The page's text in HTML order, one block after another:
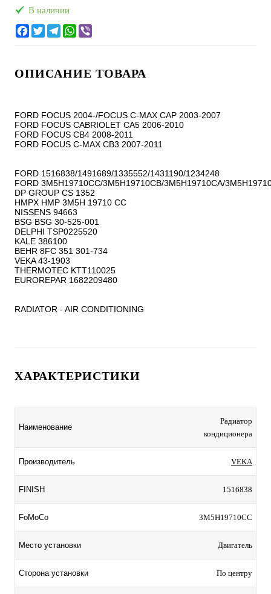
В наличии
ОПИСАНИЕ ТОВАРА
FORD FOCUS 2004-/FOCUS C-MAX CAP 2003-2007
FORD FOCUS CABRIOLET CA5 2006-2010
FORD FOCUS CB4 2008-2011
FORD FOCUS C-MAX CB3 2007-2011
FORD 1516838/1491689/1335552/1431190/1234248
FORD 3M5H19710CC/3M5H19710CB/3M5H19710CA/
DP GROUP CS 1352
HMPX HMP 3M5H 19710 CC
NISSENS 94663
BSG BSG 30-525-001
DELPHI TSP0225520
KALE 386100
BEHR 8FC 351 301-734
VEKA 43-1903
THERMOTEC KTT110025
EUROREPAR 1682209480
RADIATOR - AIR CONDITIONING
ХАРАКТЕРИСТИКИ
Наименование
Радиатор
кондиционера
Производитель VEKA
FINISH 1516838
FoMoCo 3M5H19710CC
Место установки Двигатель
Сторона установки По центру